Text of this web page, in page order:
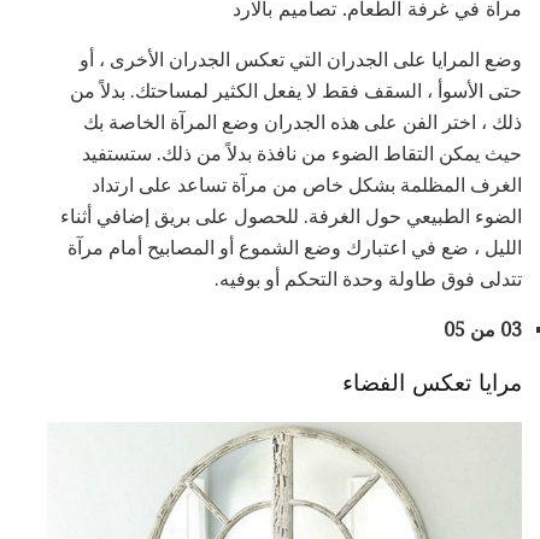
مرآة في غرفة الطعام. تصاميم بالارد
وضع المرايا على الجدران التي تعكس الجدران الأخرى ، أو
حتى الأسوأ ، السقف فقط لا يفعل الكثير لمساحتك. بدلاً من
ذلك ، اختر الفن على هذه الجدران وضع المرآة الخاصة بك
حيث يمكن التقاط الضوء من نافذة بدلاً من ذلك. ستستفيد
الغرف المظلمة بشكل خاص من مرآة تساعد على ارتداد
الضوء الطبيعي حول الغرفة. للحصول على بريق إضافي أثناء
الليل ، ضع في اعتبارك وضع الشموع أو المصابيح أمام مرآة
تتدلى فوق طاولة وحدة التحكم أو بوفيه.
03 من 05
مرايا تعكس الفضاء